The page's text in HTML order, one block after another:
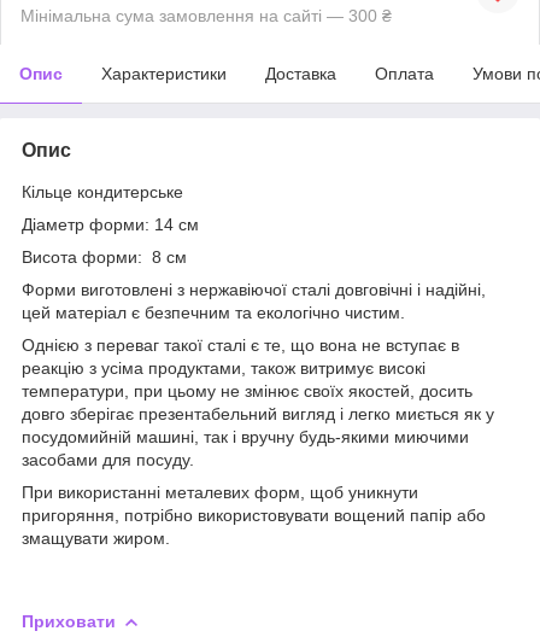
Мінімальна сума замовлення на сайті — 300 ₴
Опис Характеристики Доставка Оплата Умови
Опис
Кільце кондитерське
Діаметр форми: 14 см
Висота форми: 8 см
Форми виготовлені з нержавіючої сталі довговічні і надійні,
цей матеріал є безпечним та екологічно чистим.
Однією з переваг такої сталі є те, що вона не вступає в
реакцію з усіма продуктами, також витримує високі
температури, при цьому не змінює своїх якостей, досить
довго зберігає презентабельний вигляд і легко миється як у
посудомийній машині, так і вручну будь-якими миючими
засобами для посуду.
При використанні металевих форм, щоб уникнути
пригоряння, потрібно використовувати вощений папір або
змащувати жиром.
Приховати